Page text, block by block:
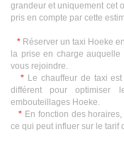
grandeur et uniquement cet
pris en compte par cette
* Réserver un taxi Hoeke
la prise en charge
vous rejoindre.
* Le chauffeur de taxi
différent pour
embouteillages Hoeke.
* En fonction des
ce qui peut influer sur le tarif